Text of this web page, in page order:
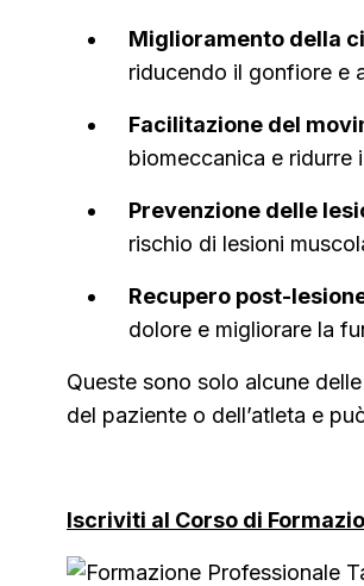
Miglioramento della
riducendo il gonfiore e
Facilitazione del
biomeccanica e ridurre
Prevenzione delle
rischio di lesioni
Recupero post-
dolore e migliorare la
Queste sono solo alcune
del paziente o dell’atleta e
Iscriviti al Corso di